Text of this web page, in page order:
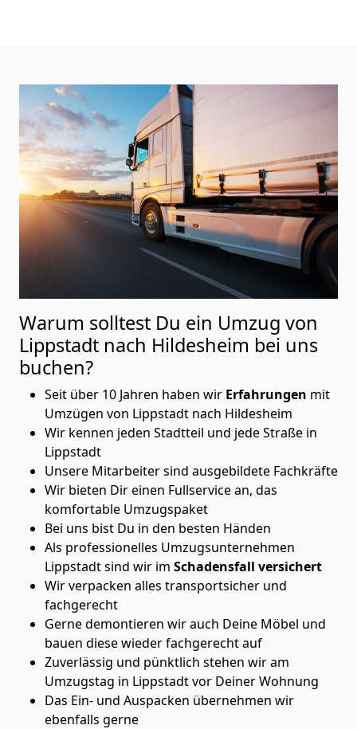
Warum solltest Du ein Umzug von
Lippstadt nach Hildesheim bei uns
buchen?
Seit über 10 Jahren haben wir Erfahrungen mit
Umzügen von Lippstadt nach Hildesheim
Wir kennen jeden Stadtteil und jede Straße in
Lippstadt
Unsere Mitarbeiter sind ausgebildete Fachkräfte
Wir bieten Dir einen Fullservice an, das
komfortable Umzugspaket
Bei uns bist Du in den besten Händen
Als professionelles Umzugsunternehmen
Lippstadt sind wir im Schadensfall versichert
Wir verpacken alles transportsicher und
fachgerecht
Gerne demontieren wir auch Deine Möbel und
bauen diese wieder fachgerecht auf
Zuverlässig und pünktlich stehen wir am
Umzugstag in Lippstadt vor Deiner Wohnung
Das Ein- und Auspacken übernehmen wir
ebenfalls gerne